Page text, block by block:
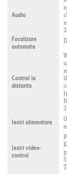
Audio
Focalizare
automata
Control la
distanta
Iesiri alimentare
Iesiri video-
control